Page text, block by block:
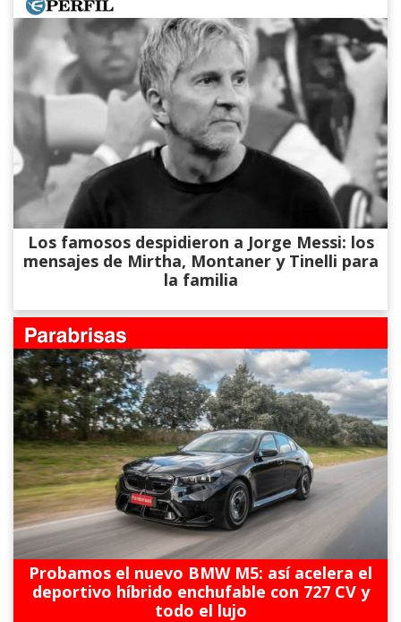
Los famosos despidieron a Jorge Messi: los
mensajes de Mirtha, Montaner y Tinelli para
la familia
Probamos el nuevo BMW M5: así acelera el
deportivo híbrido enchufable con 727 CV y
todo el lujo